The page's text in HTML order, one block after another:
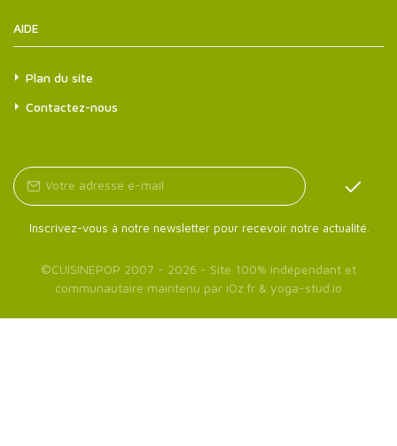
AIDE
Plan du site
Contactez-nous
Inscrivez-vous à notre newsletter pour recevoir notre actualité.
©CUISINEPOP 2007 - 2026 - Site 100% indépendant et
communautaire maintenu par iOz.fr & yoga-stud.io